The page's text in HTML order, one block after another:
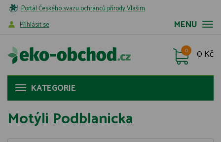
Portál Českého svazu ochránců přírody Vlašim
MENU
Příhlásit se
0 Kč
0
KATEGORIE
Motýli Podblanicka